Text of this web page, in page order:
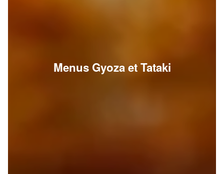
Menus Gyoza et Tataki